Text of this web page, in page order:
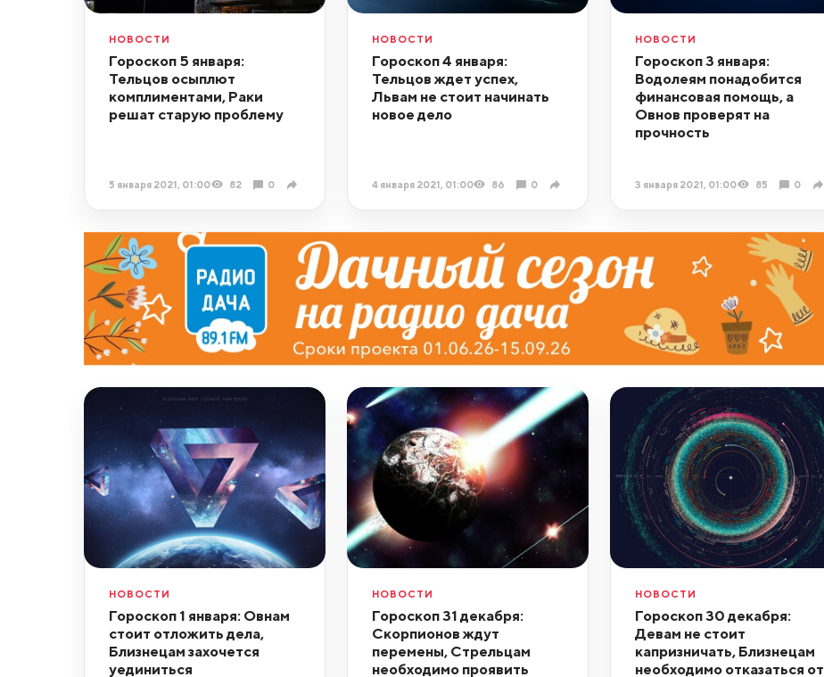
НОВОСТИ
Гороскоп 5 января:
Тельцов осыплют
комплиментами, Раки
решат старую проблему
5 января 2021, 01:00 82 0
НОВОСТИ
Гороскоп 4 января:
Тельцов ждет успех,
Львам не стоит начинать
новое дело
4 января 2021, 01:00 86 0
НОВОСТИ
Гороскоп 3 января:
Водолеям понадобится
финансовая помощь, а
Овнов проверят на
прочность
3 января 2021, 01:00 85 0
НОВОСТИ
Гороскоп 1 января: Овнам
стоит отложить дела,
Близнецам захочется
уединиться
НОВОСТИ
Гороскоп 31 декабря:
Скорпионов ждут
перемены, Стрельцам
необходимо проявить
НОВОСТИ
Гороскоп 30 декабря:
Девам не стоит
капризничать, Близнецам
необходимо отказаться от